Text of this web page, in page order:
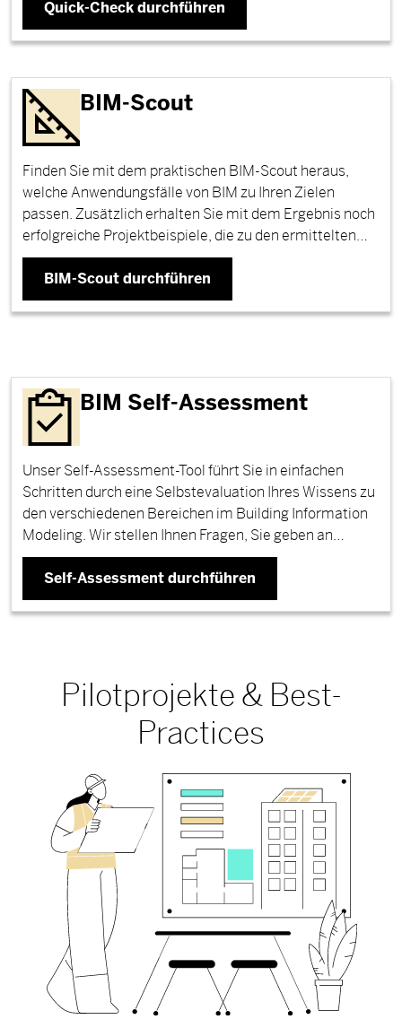
Quick-Check durchführen
BIM-Scout
Finden Sie mit dem praktischen BIM-Scout heraus,
welche Anwendungsfälle von BIM zu Ihren Zielen
passen. Zusätzlich erhalten Sie mit dem Ergebnis noch
erfolgreiche Projektbeispiele, die zu den ermittelten…
BIM-Scout durchführen
BIM Self-Assessment
Unser Self-Assessment-Tool führt Sie in einfachen
Schritten durch eine Selbstevaluation Ihres Wissens zu
den verschiedenen Bereichen im Building Information
Modeling. Wir stellen Ihnen Fragen, Sie geben an…
Self-Assessment durchführen
Pilotprojekte & Best-
Practices